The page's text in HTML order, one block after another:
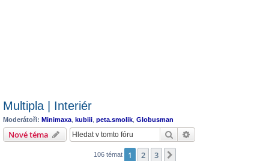
Multipla | Interiér
Moderátoři: Minimaxa kubiii peta.smolik Globusman
Nové téma Hledat
106 témat 1 2 3